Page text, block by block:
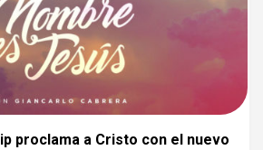
proclama a Cristo con el nuevo